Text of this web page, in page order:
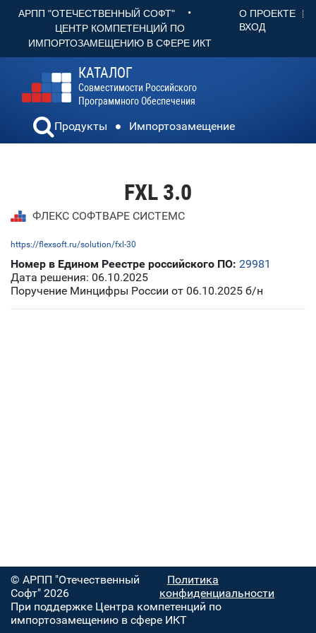
АРПП "ОТЕЧЕСТВЕННЫЙ СОФТ" •
ЦЕНТР КОМПЕТЕНЦИЙ ПО
ИМПОРТОЗАМЕЩЕНИЮ В СФЕРЕ ИКТ
О ПРОЕКТЕ
ВХОД
КАТАЛОГ
Совместимости Российского
Программного Обеспечения
Продукты Импортозамещение
FXL 3.0
ФЛЕКС СОФТВАРЕ СИСТЕМС
https://flexsoft.ru/solution/fxl-30
Номер в Едином Реестре российского ПО: 29981
Дата решения: 06.10.2025
Поручение Минцифры России от 06.10.2025 б/н
© АРПП "Отечественный
Софт" 2026
Политика
конфиденциальности
При поддержке Центра компетенций по
импортозамещению в сфере ИКТ